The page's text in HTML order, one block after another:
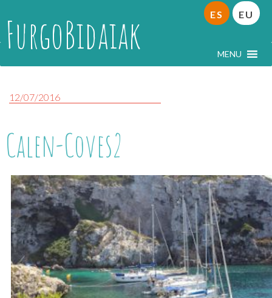
FurgoBidaiak MENU
ES EU
12/07/2016
Calen-Coves2